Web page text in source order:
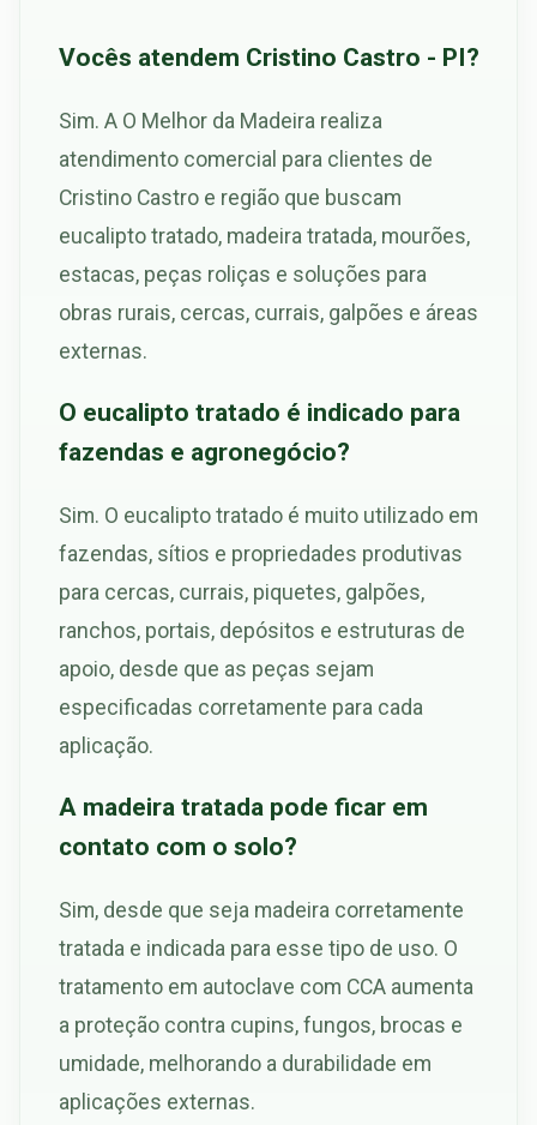
Vocês atendem Cristino Castro - PI?
Sim. A O Melhor da Madeira realiza
atendimento comercial para clientes de
Cristino Castro e região que buscam
eucalipto tratado, madeira tratada, mourões,
estacas, peças roliças e soluções para
obras rurais, cercas, currais, galpões e áreas
externas.
O eucalipto tratado é indicado para
fazendas e agronegócio?
Sim. O eucalipto tratado é muito utilizado em
fazendas, sítios e propriedades produtivas
para cercas, currais, piquetes, galpões,
ranchos, portais, depósitos e estruturas de
apoio, desde que as peças sejam
especificadas corretamente para cada
aplicação.
A madeira tratada pode ficar em
contato com o solo?
Sim, desde que seja madeira corretamente
tratada e indicada para esse tipo de uso. O
tratamento em autoclave com CCA aumenta
a proteção contra cupins, fungos, brocas e
umidade, melhorando a durabilidade em
aplicações externas.